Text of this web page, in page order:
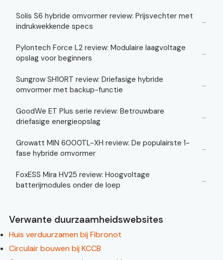
Solis S6 hybride omvormer review: Prijsvechter met
indrukwekkende specs
→
Pylontech Force L2 review: Modulaire laagvoltage
opslag voor beginners
→
Sungrow SH10RT review: Driefasige hybride
omvormer met backup-functie
→
GoodWe ET Plus serie review: Betrouwbare
driefasige energieopslag
→
Growatt MIN 6000TL-XH review: De populairste 1-
fase hybride omvormer
→
FoxESS Mira HV25 review: Hoogvoltage
batterijmodules onder de loep
→
Verwante duurzaamheidswebsites
Huis verduurzamen bij Fibronot
Circulair bouwen bij KCCB